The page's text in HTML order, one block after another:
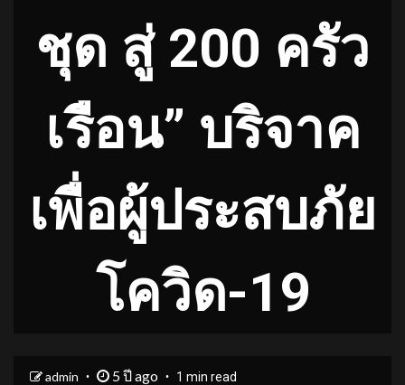
ชุด สู่ 200 ครัว
เรือน” บริจาค
เพื่อผู้ประสบภัย
โควิด-19
admin 5 ปี ago 1 min read